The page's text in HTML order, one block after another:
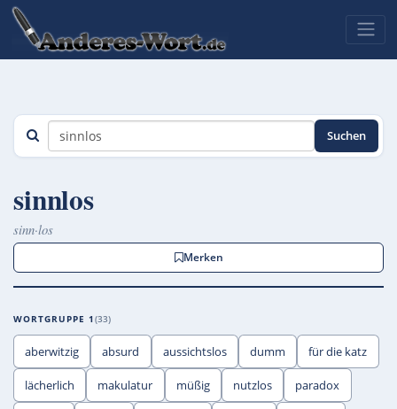
Suchen
sinnlos
sinn·los
Merken
WORTGRUPPE 1 33
aberwitzig absurd aussichtslos dumm für die katz
lächerlich makulatur müßig nutzlos paradox